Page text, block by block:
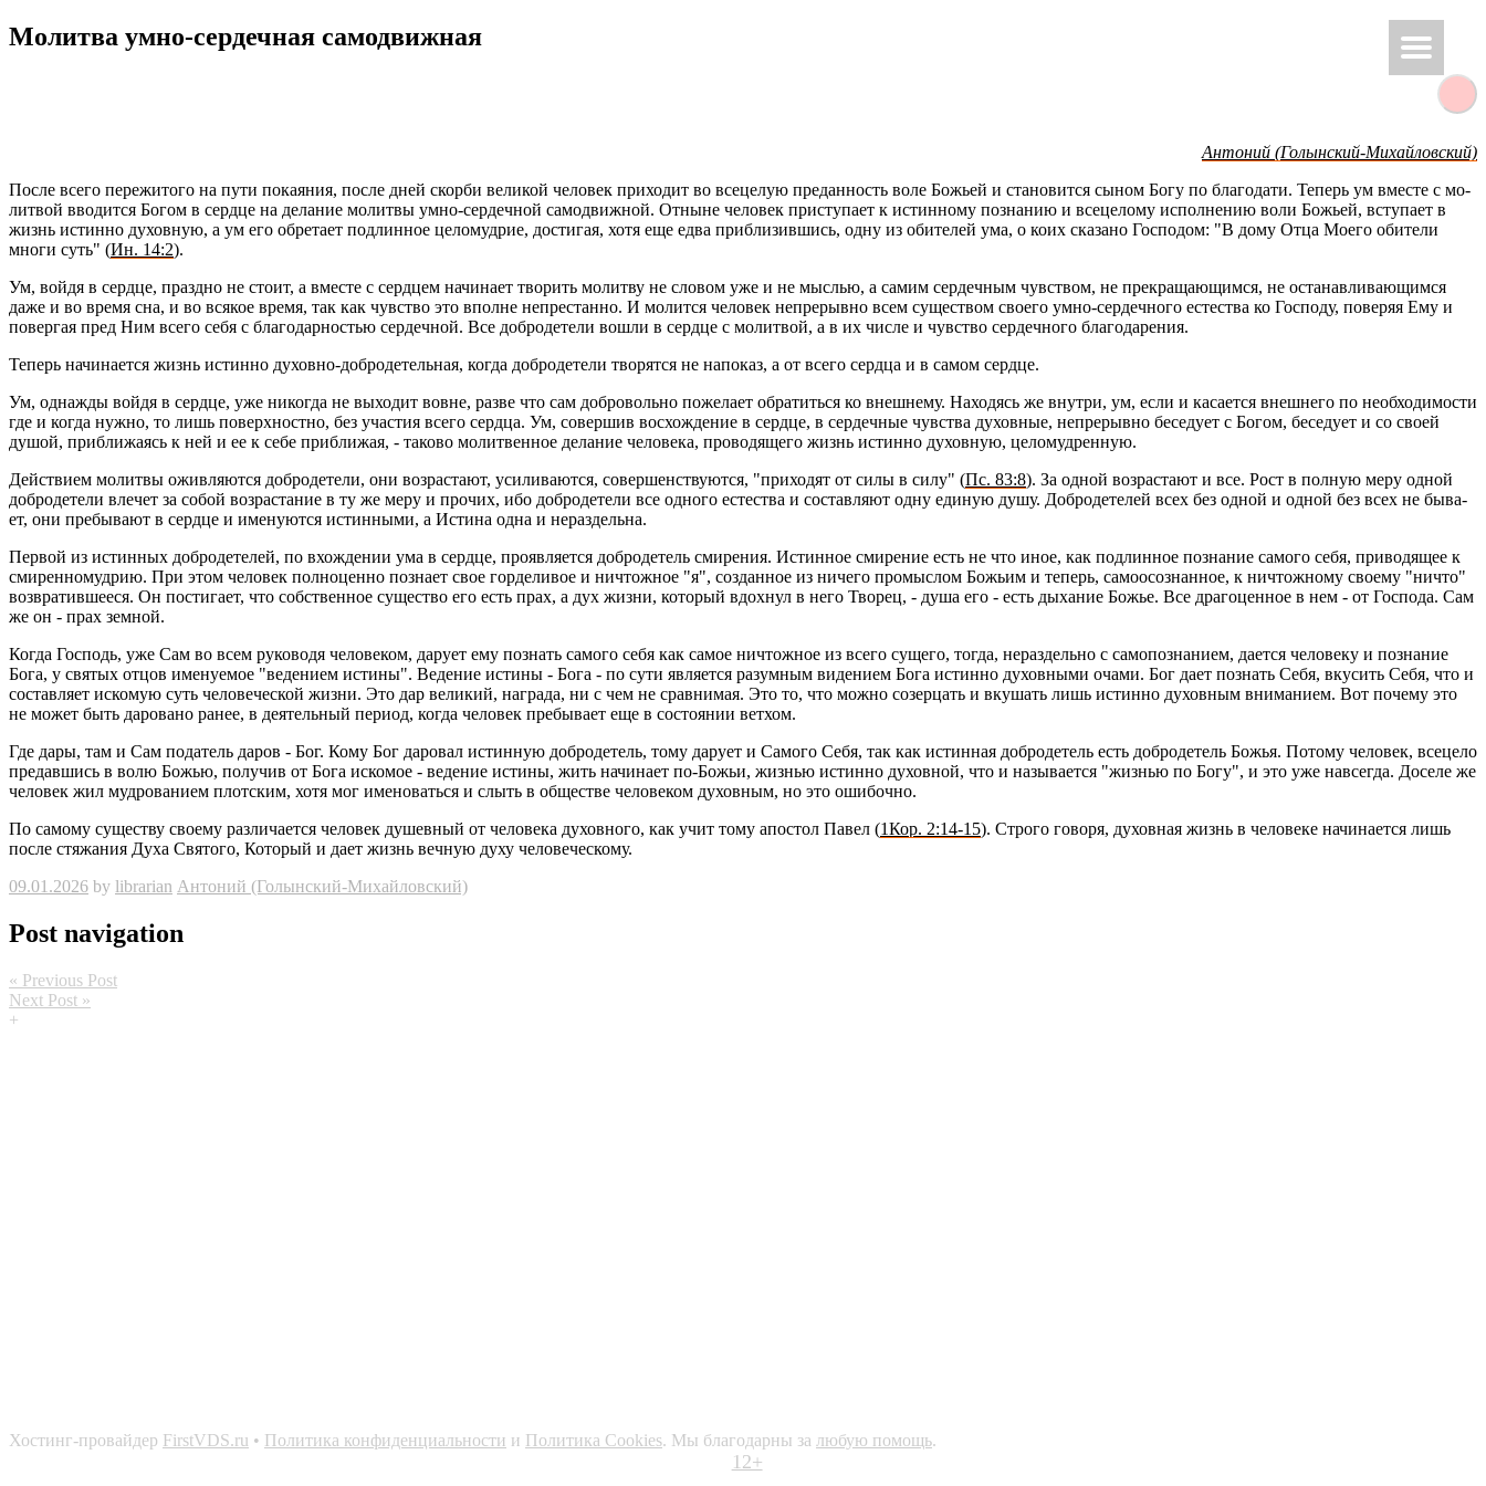
Ки́рие эле́йсон
Мо­лит­ва умно-сер­деч­ная са­мо­движ­ная
Ан­то­ний (Го­лын­ский-Ми­хай­лов­ский)
После всего пе­ре­жи­то­го на пути по­ка­я­ния, после дней скор­би ве­ли­кой че­ло­век при­хо­дит во все­це­лую пре­дан­ность воле Бо­жьей и ста­но­вит­ся сыном Богу по бла­го­да­ти. Те­перь ум вме­сте с мо­
лит­вой вво­дит­ся Богом в серд­це на де­ла­ние мо­лит­вы умно-сер­деч­ной са­мо­движ­ной. От­ныне че­ло­век при­сту­па­ет к ис­тин­но­му по­зна­нию и все­це­ло­му ис­пол­не­нию воли Бо­жьей, всту­па­ет в
жизнь ис­тин­но ду­хов­ную, а ум его об­ре­та­ет под­лин­ное це­ло­муд­рие, до­сти­гая, хотя еще едва при­бли­зив­шись, одну из оби­те­лей ума, о коих ска­за­но Гос­по­дом: "В дому Отца Моего оби­те­ли
многи суть" (Ин. 14:2).
Ум, войдя в серд­це, празд­но не стоит, а вме­сте с серд­цем на­чи­на­ет тво­рить мо­лит­ву не сло­вом уже и не мыс­лью, а самим сер­деч­ным чув­ством, не пре­кра­ща­ю­щим­ся, не оста­нав­ли­ва­ю­щим­ся
даже и во время сна, и во вся­кое время, так как чув­ство это вполне непре­стан­но. И мо­лит­ся че­ло­век непре­рыв­но всем су­ще­ством сво­е­го умно-сер­деч­но­го есте­ства ко Гос­по­ду, по­ве­ряя Ему и
по­вер­гая пред Ним всего себя с бла­го­дар­но­стью сер­деч­ной. Все доб­ро­де­те­ли вошли в серд­це с мо­лит­вой, а в их числе и чув­ство сер­деч­но­го бла­го­да­ре­ния.
Те­перь на­чи­на­ет­ся жизнь ис­тин­но ду­хов­но-доб­ро­де­тель­ная, когда доб­ро­де­те­ли тво­рят­ся не на­по­каз, а от всего серд­ца и в самом серд­це.
Ум, од­на­ж­ды войдя в серд­це, уже ни­ко­гда не вы­хо­дит вовне, разве что сам доб­ро­воль­но по­же­ла­ет об­ра­тить­ся ко внеш­не­му. На­хо­дясь же внут­ри, ум, если и ка­са­ет­ся внеш­не­го по необ­хо­ди­мо­сти
где и когда нужно, то лишь по­верх­ност­но, без уча­стия всего серд­ца. Ум, со­вер­шив вос­хож­де­ние в серд­це, в сер­деч­ные чув­ства ду­хов­ные, непре­рыв­но бе­се­ду­ет с Богом, бе­се­ду­ет и со своей
душой, при­бли­жа­ясь к ней и ее к себе при­бли­жая, - та­ко­во мо­лит­вен­ное де­ла­ние че­ло­ве­ка, про­во­дя­ще­го жизнь ис­тин­но ду­хов­ную, це­ло­муд­рен­ную.
Дей­стви­ем мо­лит­вы ожив­ля­ют­ся доб­ро­де­те­ли, они воз­рас­та­ют, уси­ли­ва­ют­ся, со­вер­шен­ству­ют­ся, "при­хо­дят от силы в силу" (Пс. 83:8). За одной воз­рас­та­ют и все. Рост в пол­ную меру одной
доб­ро­де­те­ли вле­чет за собой воз­рас­та­ние в ту же меру и про­чих, ибо доб­ро­де­те­ли все од­но­го есте­ства и со­став­ля­ют одну еди­ную душу. Доб­ро­де­те­лей всех без одной и одной без всех не бы­ва­
ет, они пре­бы­ва­ют в серд­це и име­ну­ют­ся ис­тин­ны­ми, а Ис­ти­на одна и нераз­дель­на.
Пер­вой из ис­тин­ных доб­ро­де­те­лей, по вхож­де­нии ума в серд­це, про­яв­ля­ет­ся доб­ро­де­тель сми­ре­ния. Ис­тин­ное сми­ре­ние есть не что иное, как под­лин­ное по­зна­ние са­мо­го себя, при­во­дя­щее к
сми­рен­но­муд­рию. При этом че­ло­век пол­но­цен­но по­зна­ет свое гор­де­ли­вое и ни­чтож­ное "я", со­здан­ное из ни­че­го про­мыс­лом Бо­жьим и те­перь, са­мо­осо­знан­ное, к ни­чтож­но­му сво­е­му "ничто"
воз­вра­тив­ше­е­ся. Он по­сти­га­ет, что соб­ствен­ное су­ще­ство его есть прах, а дух жизни, ко­то­рый вдох­нул в него Тво­рец, - душа его - есть ды­ха­ние Божье. Все дра­го­цен­ное в нем - от Гос­по­да. Сам
же он - прах зем­ной.
Когда Гос­подь, уже Сам во всем ру­ко­во­дя че­ло­ве­ком, да­ру­ет ему по­знать са­мо­го себя как самое ни­чтож­ное из всего су­ще­го, тогда, нераз­дель­но с са­мо­по­зна­ни­ем, да­ет­ся че­ло­ве­ку и по­зна­ние
Бога, у свя­тых отцов име­ну­е­мое "ве­де­ни­ем ис­ти­ны". Ве­де­ние ис­ти­ны - Бога - по сути яв­ля­ет­ся ра­зум­ным ви­де­ни­ем Бога ис­тин­но ду­хов­ны­ми очами. Бог дает по­знать Себя, вку­сить Себя, что и
со­став­ля­ет ис­ко­мую суть че­ло­ве­че­ской жизни. Это дар ве­ли­кий, на­гра­да, ни с чем не срав­ни­мая. Это то, что можно со­зер­цать и вку­шать лишь ис­тин­но ду­хов­ным вни­ма­ни­ем. Вот по­че­му это
не может быть да­ро­ва­но ранее, в де­я­тель­ный пе­ри­од, когда че­ло­век пре­бы­ва­ет еще в со­сто­я­нии вет­хом.
Где дары, там и Сам по­да­тель даров - Бог. Кому Бог да­ро­вал ис­тин­ную доб­ро­де­тель, тому да­ру­ет и Са­мо­го Себя, так как ис­тин­ная доб­ро­де­тель есть доб­ро­де­тель Божья. По­то­му че­ло­век, все­це­ло
пре­дав­шись в волю Божью, по­лу­чив от Бога ис­ко­мое - ве­де­ние ис­ти­ны, жить на­чи­на­ет по-Божьи, жиз­нью ис­тин­но ду­хов­ной, что и на­зы­ва­ет­ся "жиз­нью по Богу", и это уже на­все­гда. До­се­ле же
че­ло­век жил муд­ро­ва­ни­ем плот­ским, хотя мог име­но­вать­ся и слыть в об­ще­стве че­ло­ве­ком ду­хов­ным, но это оши­боч­но.
По са­мо­му су­ще­ству сво­е­му раз­ли­ча­ет­ся че­ло­век ду­шев­ный от че­ло­ве­ка ду­хов­но­го, как учит тому апо­стол Павел (1Кор. 2:14-15). Стро­го го­во­ря, ду­хов­ная жизнь в че­ло­ве­ке на­чи­на­ет­ся лишь
после стя­жа­ния Духа Свя­то­го, Ко­то­рый и дает жизнь веч­ную духу че­ло­ве­че­ско­му.
09.01.2026 by librarian Ан­то­ний (Го­лын­ский-Ми­хай­лов­ский)
Post navigation
« Previous Post
Next Post »
+
Хостинг-провайдер FirstVDS.ru • Политика конфиденциальности и Политика Cookies. Мы благодарны за любую помощь.
12+